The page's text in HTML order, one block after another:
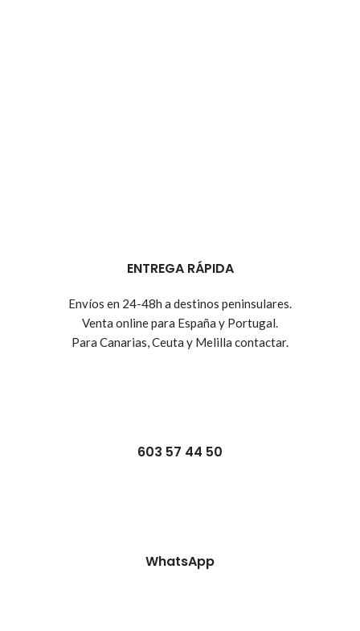
ENTREGA RÁPIDA
Envíos en 24-48h a destinos peninsulares.
Venta online para España y Portugal.
Para Canarias, Ceuta y Melilla contactar.
603 57 44 50
WhatsApp